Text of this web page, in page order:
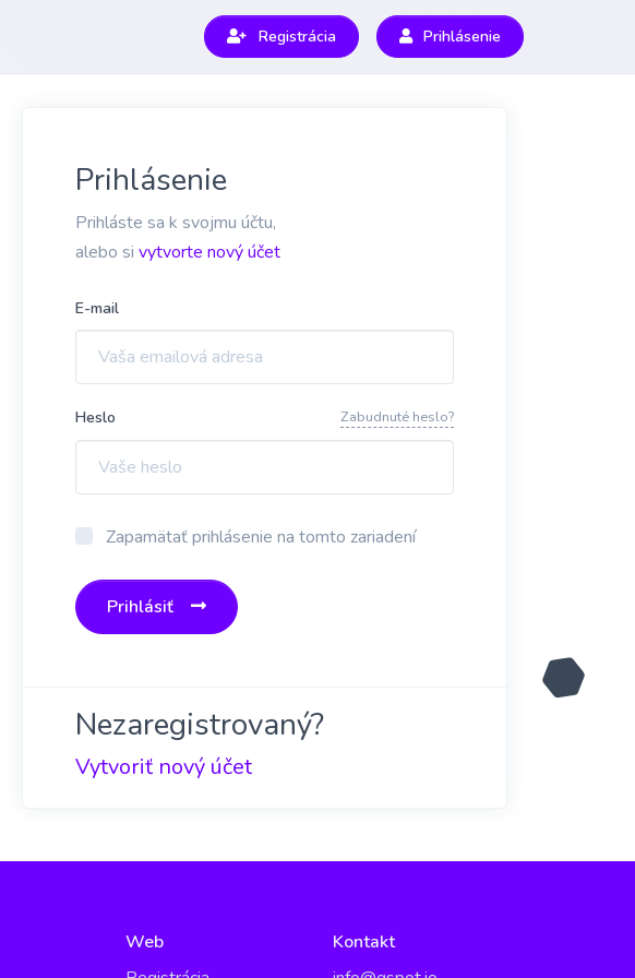
Registrácia Prihlásenie
Prihlásenie
Prihláste sa k svojmu účtu,
alebo si vytvorte nový účet
E-mail
Heslo Zabudnuté heslo?
Zapamätať prihlásenie na tomto zariadení
Prihlásiť
Nezaregistrovaný?
Vytvoriť nový účet
Web
Kontakt